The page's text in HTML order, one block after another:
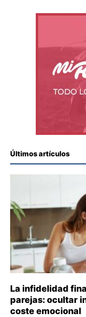
Últimos artículos
La infidelidad
parejas: ocultar
coste emocional